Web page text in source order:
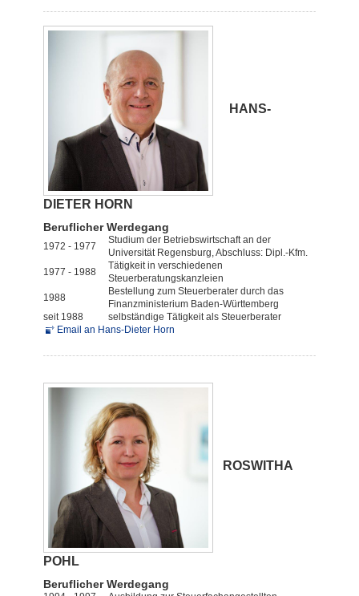
HANS-
DIETER HORN
Beruflicher Werdegang
1972 - 1977
Studium der Betriebswirtschaft an der
Universität Regensburg, Abschluss: Dipl.-Kfm.
1977 - 1988
Tätigkeit in verschiedenen
Steuerberatungskanzleien
1988
Bestellung zum Steuerberater durch das
Finanzministerium Baden-Württemberg
seit 1988
selbständige Tätigkeit als Steuerberater
Email an Hans-Dieter Horn
ROSWITHA
POHL
Beruflicher Werdegang